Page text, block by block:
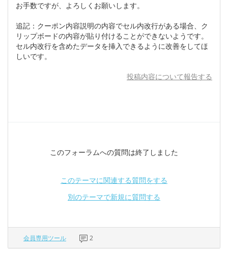
お手数ですが、よろしくお願いします。
追記：クーポン内容説明の内容でセル内改行がある場合、ク
リップボードの内容が貼り付けることができないようです。
セル内改行を含めたデータを挿入できるように改善をしてほ
しいです。
投稿内容について報告する
このフォーラムへの質問は終了しました
このテーマに関連する質問をする
別のテーマで新規に質問する
会員専用ツール 2